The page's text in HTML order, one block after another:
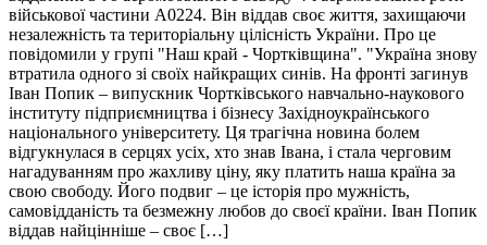
військової частини А0224. Він віддав своє життя, захищаючи
незалежність та територіальну цілісність України. Про це
повідомили у групі "Наш край - Чортківщина". "Україна знову
втратила одного зі своїх найкращих синів. На фронті загинув
Іван Попик – випускник Чортківського навчально-наукового
інституту підприємництва і бізнесу Західноукраїнського
національного університету. Ця трагічна новина болем
відгукнулася в серцях усіх, хто знав Івана, і стала черговим
нагадуванням про жахливу ціну, яку платить наша країна за
свою свободу. Його подвиг – це історія про мужність,
самовідданість та безмежну любов до своєї країни. Іван Попик
віддав найцінніше – своє […]